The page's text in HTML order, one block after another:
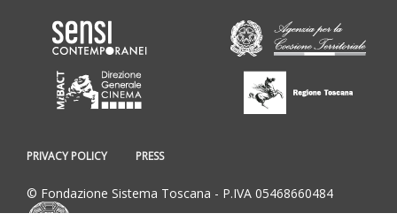
PRIVACY POLICY PRESS
© Fondazione Sistema Toscana - P.IVA 05468660484